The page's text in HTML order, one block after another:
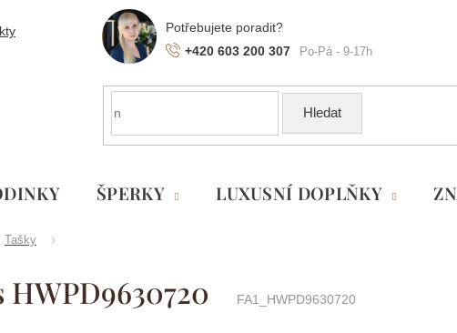
+420 603 200 307
Hledat
ŠPERKY LUXUSNÍ DOPLŇKY
Tašky
FA1_HWPD9630720